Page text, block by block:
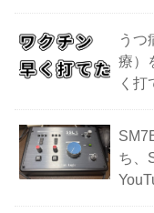
うつ
療）
く打
ち、